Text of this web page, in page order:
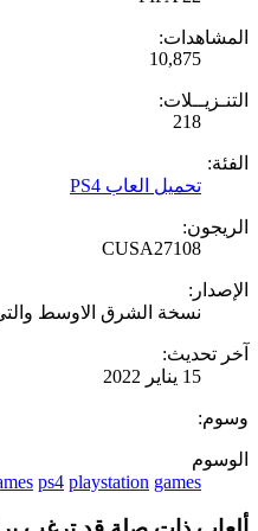
المشاهدات:
10,875
التنـزيــلات:
218
الفئة:
تحميل العاب PS4
الريجون:
CUSA27108
الإصدار:
نسخة الشرق الاوسط والتي
آخر تحديث:
15 يناير 2022
وسوم:
الوسوم
games
playstation
ps4